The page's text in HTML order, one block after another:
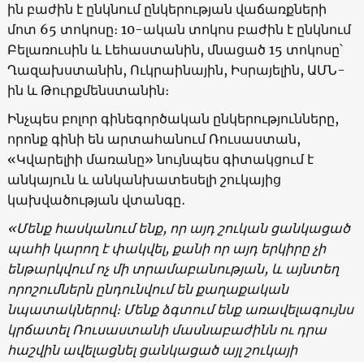
ին բաժին է ընկնում ընկերության վաճառքների
մոտ 65 տոկոսը։ 10-ական տոկոս բաժին է ընկնում
Բելառուսին և Լեհաստանին, մնացած 15 տոկոսը՝
Ղազախստանին, Ուկրաինային, Իսրայելին, ԱՄՆ-
ին և Թուրքմենստանին։
Ինչպես բոլոր գինեգործական ընկերությունները,
որոնք գինի են արտահանում Ռուսաստան,
«Կվարելիի մառանը» նույնպես գիտակցում է
անկայուն և անկանխատեսելի շուկայից
կախվածության վտանգը․
«Մենք հասկանում ենք, որ այդ շուկան ցանկացած
պահի կարող է փակվել, քանի որ այդ երկիրը չի
ենթարկվում ոչ մի տրամաբանության, և այնտեղ
որոշումներն ընդունվում են քաղաքական
նպատակներով։ Մենք ձգտում ենք առավելագույնս
կրճատել Ռուսաստանի մասնաբաժինն ու դրա
հաշվին ավելացնել ցանկացած այլ շուկայի